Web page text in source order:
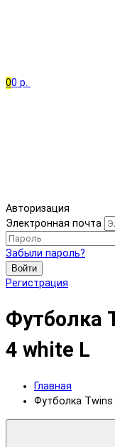
00 р.
Авторизация
Электронная почта
Забыли пароль?
Войти
Регистрация
Футболка
4 white L
Главная
Футболка Twins